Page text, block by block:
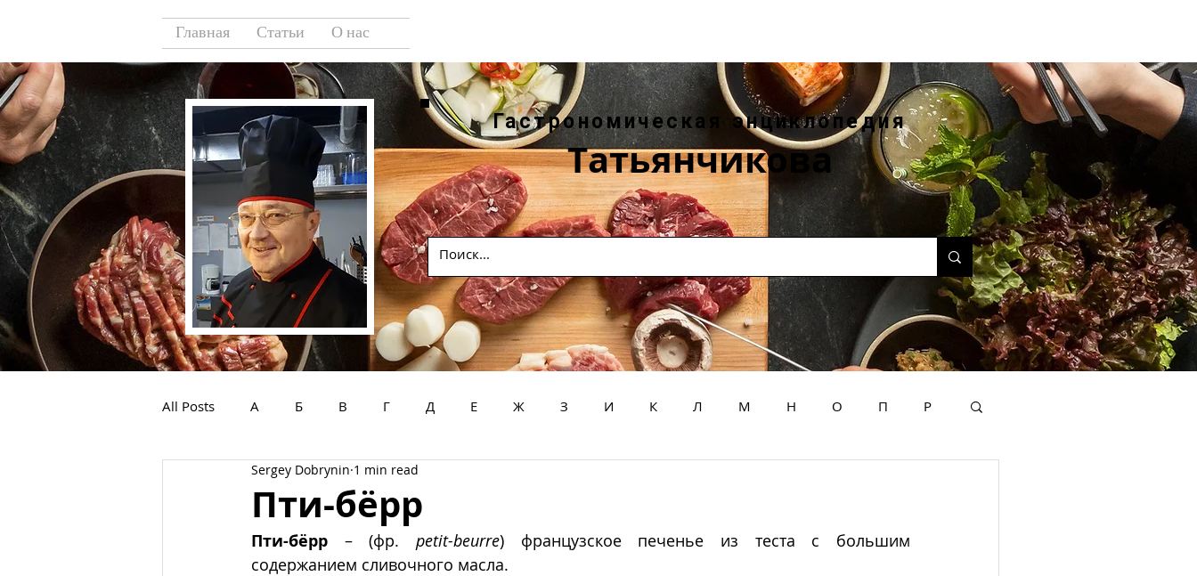
Главная Статьи О нас
Гастрономическая энциклопедия
Татьянчикова
All Posts А Б В Г Д Е Ж З И К Л М Н О П Р
У Ф Х
Пти-бëрр
Sergey Dobrynin 1 min read
Пти-бëрр – (фр. petit-beurre) французское печенье из теста с большим
содержанием сливочного масла.